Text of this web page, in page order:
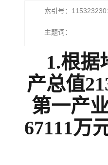
索引号：
主题词：
1.根据
产总值
第一产
67111万